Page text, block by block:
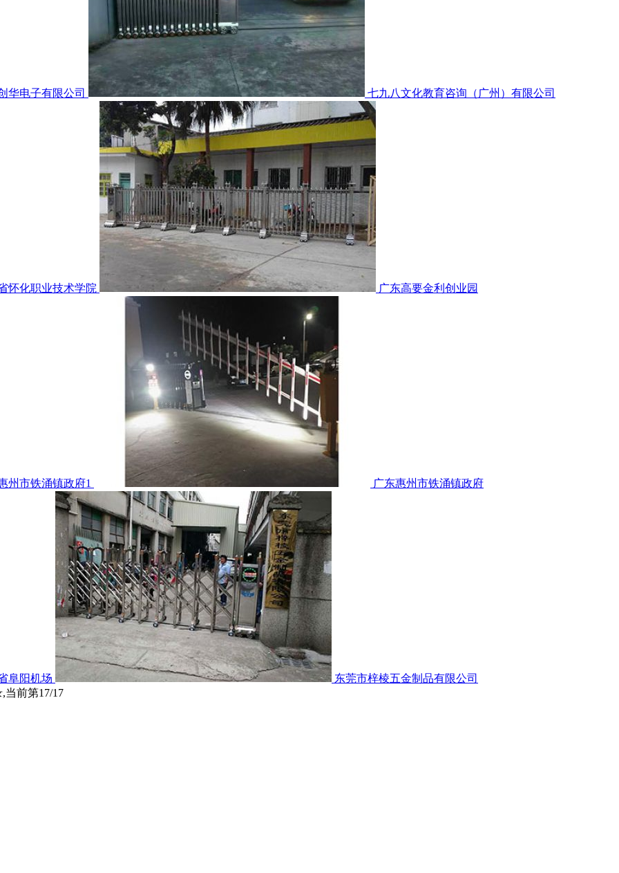
华电子有限公司 七九八文化教育咨询（广州）有限公司
怀化职业技术学院 广东高要金利创业园
州市铁涌镇政府1 广东惠州市铁涌镇政府
阜阳机场
东莞市梓棱五金制品有限公司
当前第17/17